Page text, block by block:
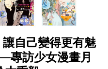
讓自己變得更有魅
專訪少女漫畫月